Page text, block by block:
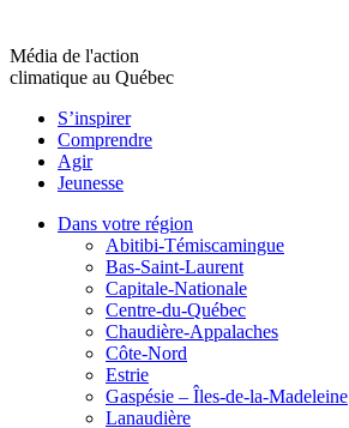
Média de l'action
climatique au Québec
S’inspirer
Comprendre
Agir
Jeunesse
Dans votre région
Abitibi-Témiscamingue
Bas-Saint-Laurent
Capitale-Nationale
Centre-du-Québec
Chaudière-Appalaches
Côte-Nord
Estrie
Gaspésie – Îles-de-la-Madeleine
Lanaudière